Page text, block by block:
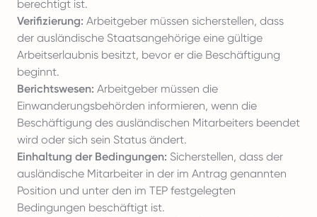
berechtigt ist.
Verifizierung: Arbeitgeber müssen sicherstellen, dass
der ausländische Staatsangehörige eine gültige
Arbeitserlaubnis besitzt, bevor er die Beschäftigung
beginnt.
Berichtswesen: Arbeitgeber müssen die
Einwanderungsbehörden informieren, wenn die
Beschäftigung des ausländischen Mitarbeiters beendet
wird oder sich sein Status ändert.
Einhaltung der Bedingungen: Sicherstellen, dass der
ausländische Mitarbeiter in der im Antrag genannten
Position und unter den im TEP festgelegten
Bedingungen beschäftigt ist.